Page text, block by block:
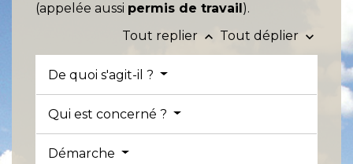
(appelée aussi permis de travail ).
Tout replier keyboard_arrow_up Tout déplier keyboard_arrow_down
De quoi s'agit-il ?
Qui est concerné ?
Démarche